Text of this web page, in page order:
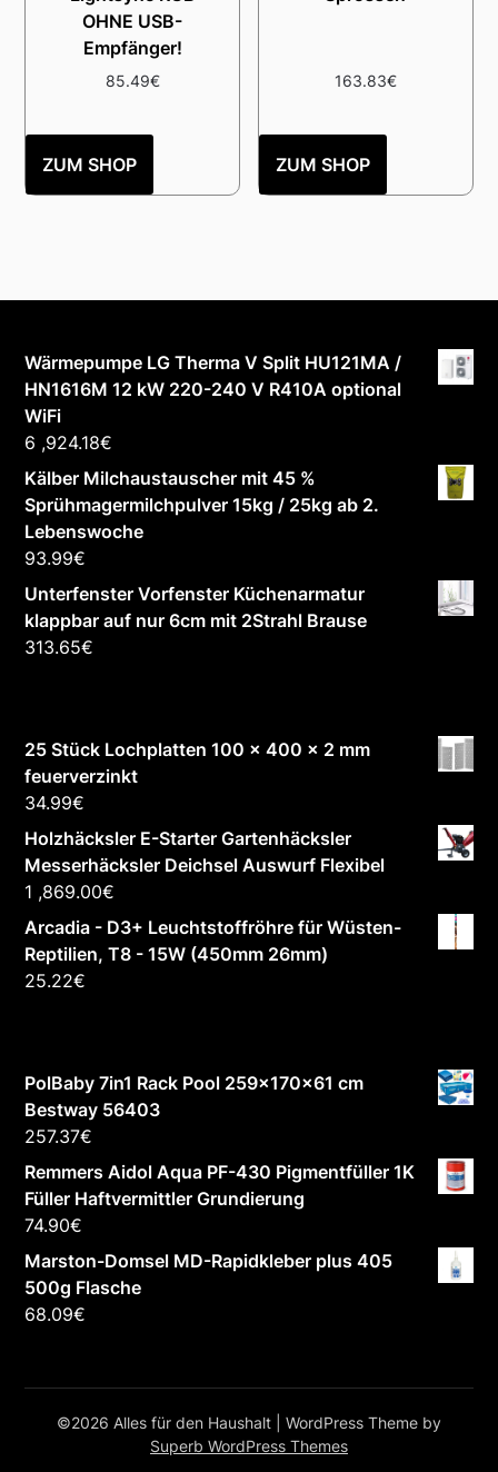
OHNE USB-
Empfänger!
85.49€
ZUM SHOP
163.83€
ZUM SHOP
Wärmepumpe LG Therma V Split HU121MA /
HN1616M 12 kW 220-240 V R410A optional
WiFi
6 ,924.18€
Kälber Milchaustauscher mit 45 %
Sprühmagermilchpulver 15kg / 25kg ab 2.
Lebenswoche
93.99€
Unterfenster Vorfenster Küchenarmatur
klappbar auf nur 6cm mit 2Strahl Brause
313.65€
25 Stück Lochplatten 100 x 400 x 2 mm
feuerverzinkt
34.99€
Holzhäcksler E-Starter Gartenhäcksler
Messerhäcksler Deichsel Auswurf Flexibel
1 ,869.00€
Arcadia - D3+ Leuchtstoffröhre für Wüsten-
Reptilien, T8 - 15W (450mm 26mm)
25.22€
PolBaby 7in1 Rack Pool 259x170x61 cm
Bestway 56403
257.37€
Remmers Aidol Aqua PF-430 Pigmentfüller 1K
Füller Haftvermittler Grundierung
74.90€
Marston-Domsel MD-Rapidkleber plus 405
500g Flasche
68.09€
©2026 Alles für den Haushalt
| WordPress Theme by
Superb WordPress Themes